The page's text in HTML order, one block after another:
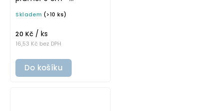
písmu, omyvatelná
potravinové dózy
Skladem (>10 ks)
16,53 Kč bez DPH
20 Kč / ks
Do košíku